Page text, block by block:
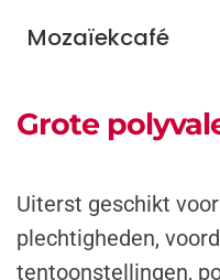
Mozaïekcafé
Grote
Uiterst geschikt
plechtigheden,
tentoonstellingen,